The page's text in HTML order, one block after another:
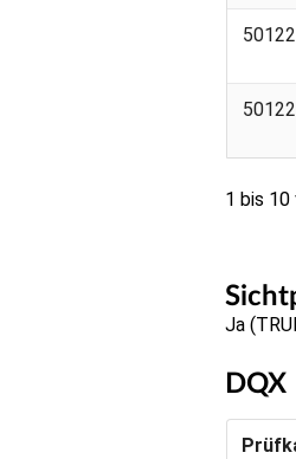
1 bis 10
Ja
DQX